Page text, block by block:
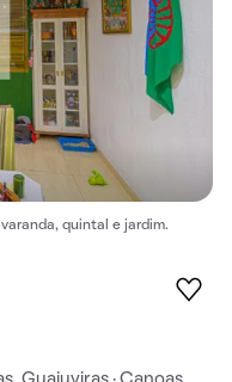
quintal e jardim.